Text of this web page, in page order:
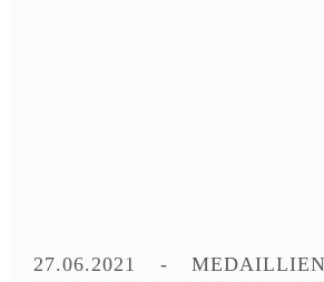
27.06.2021 -